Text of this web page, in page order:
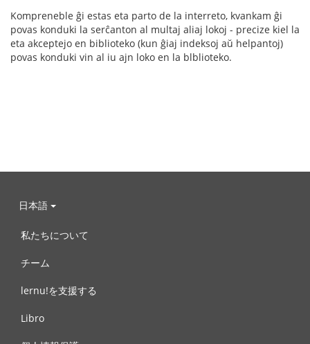
Kompreneble ĝi estas eta parto de la interreto, kvankam ĝi
povas konduki la serĉanton al multaj aliaj lokoj - precize kiel la
eta akceptejo en biblioteko (kun ĝiaj indeksoj aŭ helpantoj)
povas konduki vin al iu ajn loko en la blblioteko.
日本語
私たちについて
チーム
lernu!を支援する
Libro